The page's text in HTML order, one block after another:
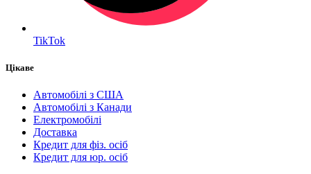
TikTok
Цікаве
Автомобілі з США
Автомобілі з Канади
Електромобілі
Доставка
Кредит для фіз. осіб
Кредит для юр. осіб